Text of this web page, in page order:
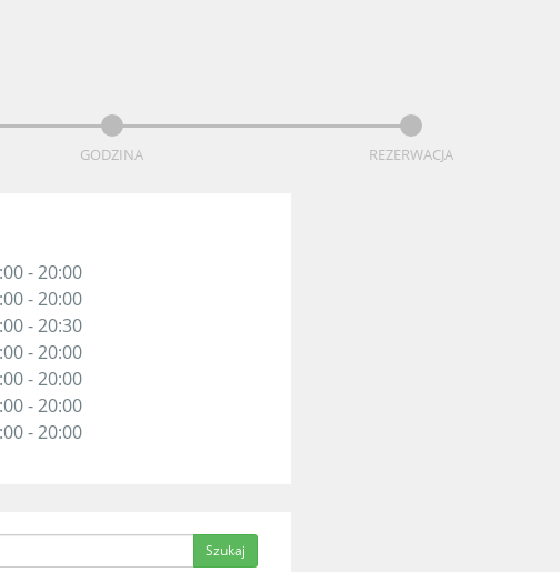
GODZINA REZERWACJA
- 20:00
- 20:00
- 20:30
- 20:00
- 20:00
- 20:00
- 20:00